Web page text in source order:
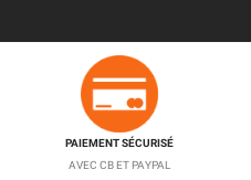
PAIEMENT SÉCURISÉ
AVEC CB ET PAYPAL